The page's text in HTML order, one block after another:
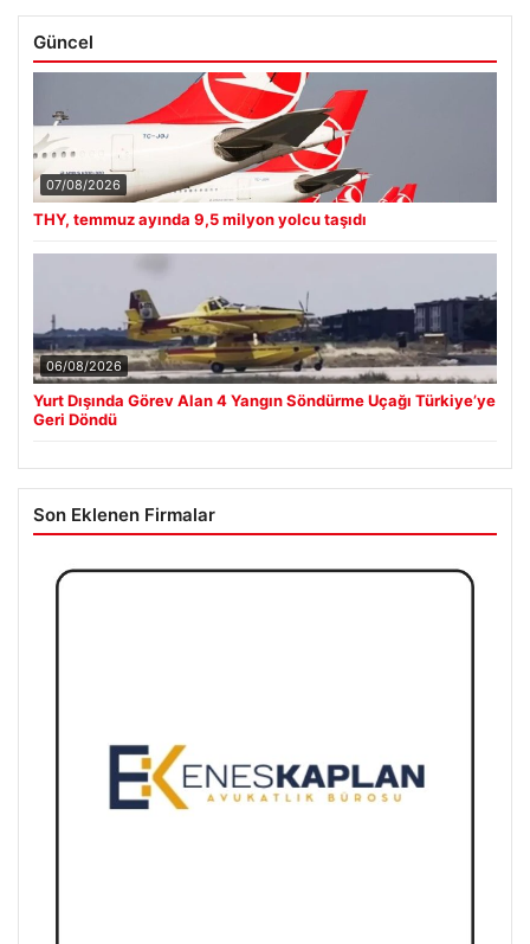
Güncel
07/08/2026
THY, temmuz ayında 9,5 milyon yolcu taşıdı
06/08/2026
Yurt Dışında Görev Alan 4 Yangın Söndürme Uçağı Türkiye’ye
Geri Döndü
Son Eklenen Firmalar